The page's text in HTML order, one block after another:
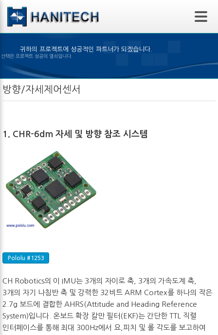
본문 바로가기
귀하의 프로젝트에 성공적인 파트너가 되겠습니다.
알맞은 제품의 선택은 프로젝트 성공의 열쇠입니다.
방향/자세제어센서
1. CHR-6dm 자세 및 방향 참조 시스템
Pololu #1253
CH Robotics의 이 IMU는 3개의 자이로 축, 3개의 가속도계 축,
3개의 자기 나침반 축 및 강력한 32비트 ARM Cortex를 하나의 작은
2.7g 보드에 결합한 AHRS(Attitude and Heading Reference
System)입니다. 온보드 확장 칼만 필터(EKF)는 간단한 TTL 직렬
인터페이스를 통해 최대 300Hz에서 요,피치 및 롤 각도를 보고하여